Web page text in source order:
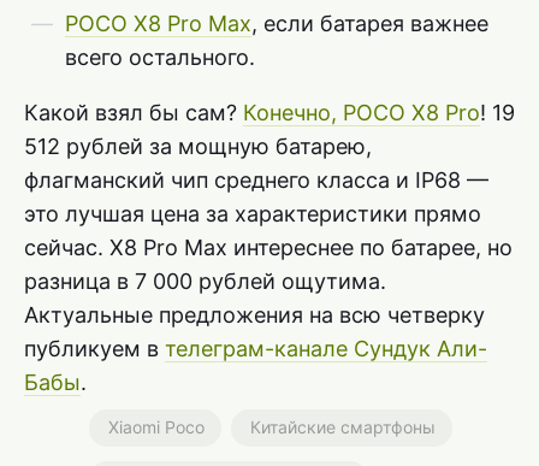
POCO X8 Pro Max, если батарея важнее
всего остального.
Какой взял бы сам? Конечно, POCO X8 Pro! 19
512 рублей за мощную батарею,
флагманский чип среднего класса и IP68 —
это лучшая цена за характеристики прямо
сейчас. X8 Pro Max интереснее по батарее, но
разница в 7 000 рублей ощутима.
Актуальные предложения на всю четверку
публикуем в телеграм-канале Сундук Али-
Бабы.
Xiaomi Poco Китайские смартфоны